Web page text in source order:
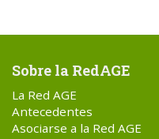
Sobre la RedAGE
La Red AGE
Antecedentes
Asociarse a la Red AGE